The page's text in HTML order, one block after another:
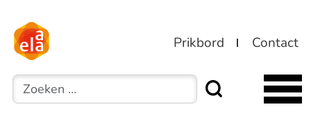
Prikbord Contact
Zoeken